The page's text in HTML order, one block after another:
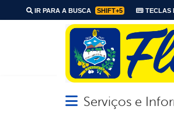
IR PARA A BUSCA SHIFT+5 TECLAS
Abrir menu principal de
Serviços e